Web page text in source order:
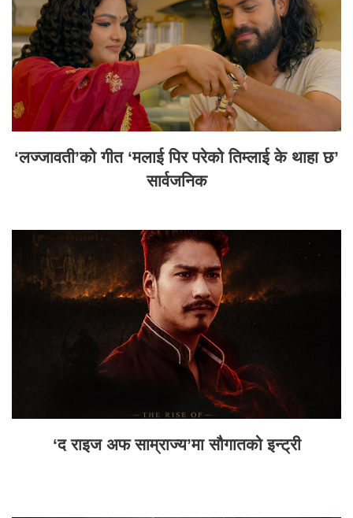
‘लज्जावती’को गीत ‘मलाई पिर परेको तिम्लाई के थाहा छ’
सार्वजनिक
‘द राइज अफ साम्राज्य’मा सौगातको इन्ट्री